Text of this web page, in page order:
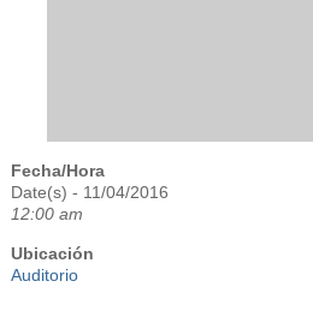
Fecha/Hora
Date(s) - 11/04/2016
12:00 am
Ubicación
Auditorio